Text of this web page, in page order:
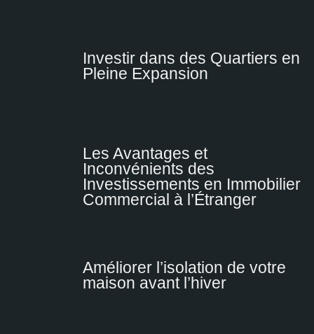
Investir dans des Quartiers en
Pleine Expansion
Les Avantages et
Inconvénients des
Investissements en Immobilier
Commercial à l’Étranger
Améliorer l’isolation de votre
maison avant l’hiver